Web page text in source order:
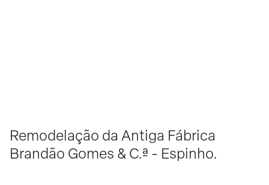
Remodelação da Antiga Fábrica
Brandão Gomes & C.ª - Espinho.